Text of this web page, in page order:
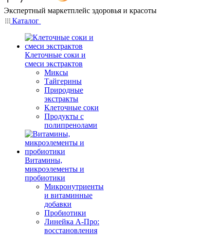
Экспертный маркетплейс здоровья и красоты
Каталог
Клеточные соки и
смеси экстрактов
Миксы
Тайгерины
Природные
экстракты
Клеточные соки
Продукты с
полипренолами
Витамины,
микроэлементы и
пробиотики
Микронутриенты
и витаминные
добавки
Пробиотики
Линейка А-Про:
восстановления